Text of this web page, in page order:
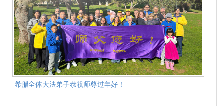
希腊全体大法弟子恭祝师尊过年好！